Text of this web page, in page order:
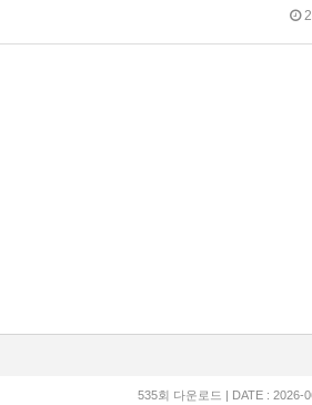
작
535회 다운로드 | DATE : 2026-